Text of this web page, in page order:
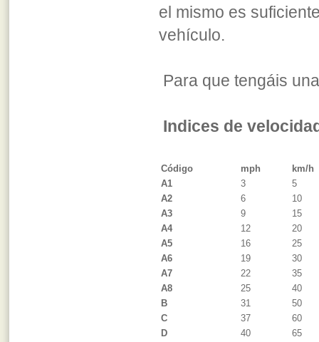
el mismo es
vehículo.
Para que tengáis
Indices de
Código mph
km/h
A1
3
5
A2
6
10
A3
9
15
A4
12
20
A5
16
25
A6
19
30
A7
22
35
A8
25
40
B
31
50
C
37
60
D
40
65